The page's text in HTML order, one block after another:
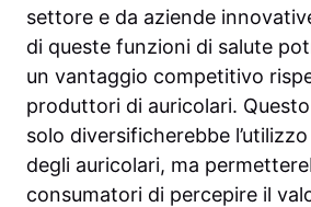
settore e da aziende
di queste funzioni di salute
un vantaggio competitivo
produttori di auricolari.
solo diversificherebbe
degli auricolari, ma
consumatori di percepire il